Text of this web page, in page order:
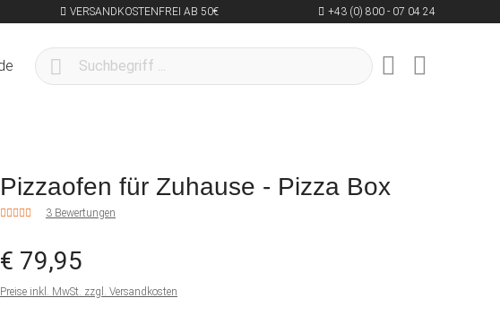
VERSANDKOSTENFREI AB 50€ +43 (0) 800 - 07 04 24
Pizzaofen für Zuhause - Pizza Box
3 Bewertungen
€ 79,95
Preise inkl. MwSt. zzgl. Versandkosten